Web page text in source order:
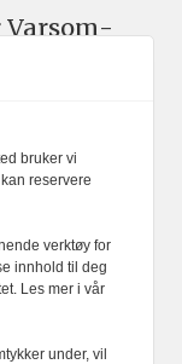
vår.
det fulle
eller
bruker vi
reservere
verktøy for
innhold til deg
Les mer i vår
under, vil